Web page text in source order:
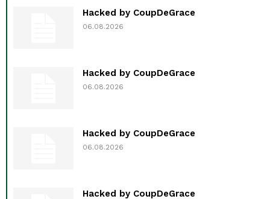
Hacked by CoupDeGrace
06.08.2026
Hacked by CoupDeGrace
06.08.2026
Hacked by CoupDeGrace
06.08.2026
Hacked by CoupDeGrace